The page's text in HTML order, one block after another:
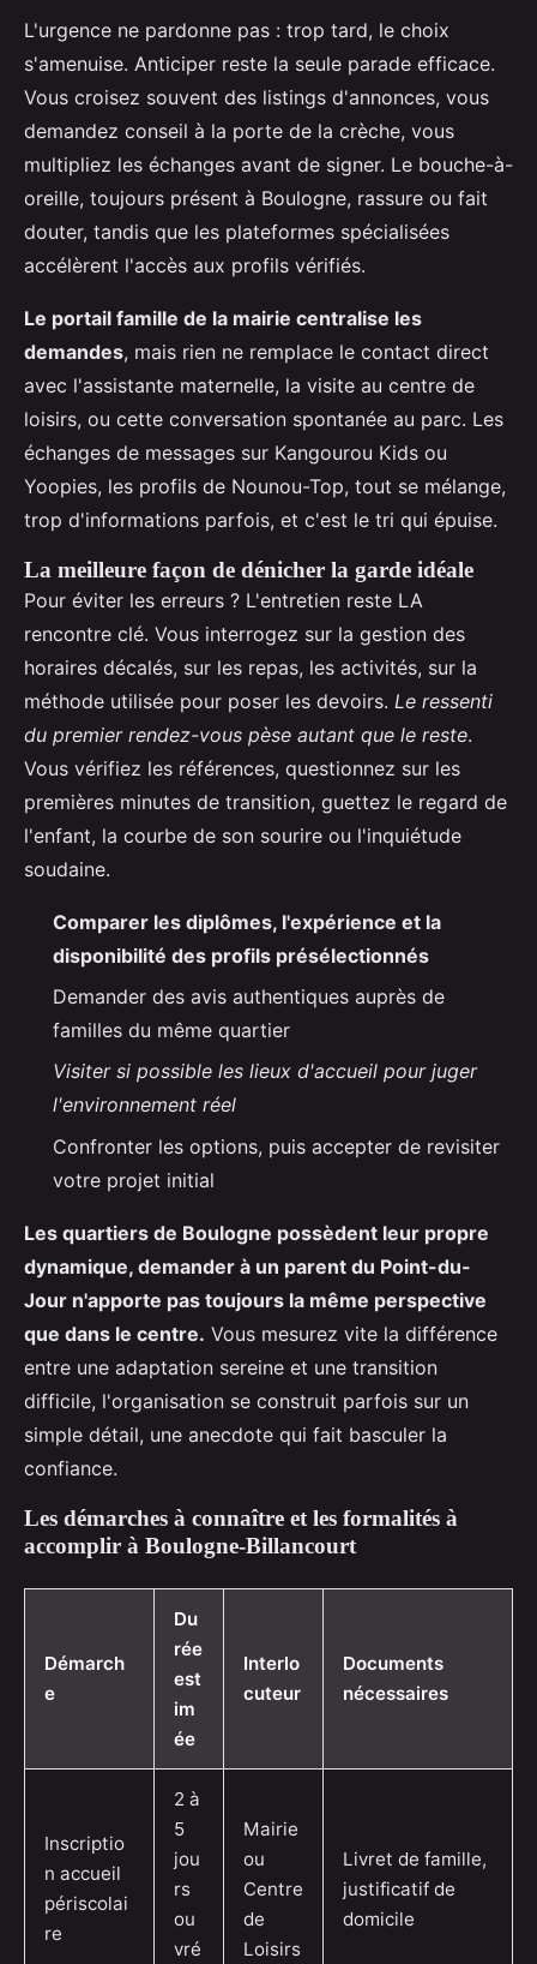
L'urgence ne pardonne pas : trop tard, le choix
s'amenuise. Anticiper reste la seule parade efficace.
Vous croisez souvent des listings d'annonces, vous
demandez conseil à la porte de la crèche, vous
multipliez les échanges avant de signer. Le bouche-à-
oreille, toujours présent à Boulogne, rassure ou fait
douter, tandis que les plateformes spécialisées
accélèrent l'accès aux profils vérifiés.
Le portail famille de la mairie centralise les
demandes, mais rien ne remplace le contact direct
avec l'assistante maternelle, la visite au centre de
loisirs, ou cette conversation spontanée au parc. Les
échanges de messages sur Kangourou Kids ou
Yoopies, les profils de Nounou-Top, tout se mélange,
trop d'informations parfois, et c'est le tri qui épuise.
La meilleure façon de dénicher la garde idéale
Pour éviter les erreurs ? L'entretien reste LA
rencontre clé. Vous interrogez sur la gestion des
horaires décalés, sur les repas, les activités, sur la
méthode utilisée pour poser les devoirs. Le ressenti
du premier rendez-vous pèse autant que le reste.
Vous vérifiez les références, questionnez sur les
premières minutes de transition, guettez le regard de
l'enfant, la courbe de son sourire ou l'inquiétude
soudaine.
Comparer les diplômes, l'expérience et la
disponibilité des profils présélectionnés
Demander des avis authentiques auprès de
familles du même quartier
Visiter si possible les lieux d'accueil pour juger
l'environnement réel
Confronter les options, puis accepter de revisiter
votre projet initial
Les quartiers de Boulogne possèdent leur propre
dynamique, demander à un parent du Point-du-
Jour n'apporte pas toujours la même perspective
que dans le centre. Vous mesurez vite la différence
entre une adaptation sereine et une transition
difficile, l'organisation se construit parfois sur un
simple détail, une anecdote qui fait basculer la
confiance.
Les démarches à connaître et les formalités à
accomplir à Boulogne-Billancourt
Démarch
e
Du
rée
est
im
ée
Interlo
cuteur
Documents
nécessaires
Inscriptio
n accueil
périscolai
re
2 à
5
jou
rs
ou
vré
Mairie
ou
Centre
de
Loisirs
Livret de famille,
justificatif de
domicile